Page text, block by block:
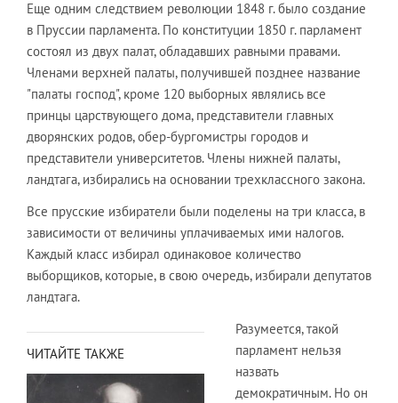
Еще одним следствием революции 1848 г. было создание
в Пруссии парламента. По конституции 1850 г. парламент
состоял из двух палат, обладавших равными правами.
Членами верхней палаты, получившей позднее название
"палаты господ", кроме 120 выборных являлись все
принцы царствующего дома, представители главных
дворянских родов, обер-бургомистры городов и
представители университетов. Члены нижней палаты,
ландтага, избирались на основании трехклассного закона.
Все прусские избиратели были поделены на три класса, в
зависимости от величины уплачиваемых ими налогов.
Каждый класс избирал одинаковое количество
выборщиков, которые, в свою очередь, избирали депутатов
ландтага.
ЧИТАЙТЕ ТАКЖЕ
Разумеется, такой
парламент нельзя
назвать
демократичным. Но он